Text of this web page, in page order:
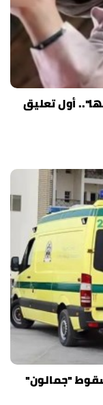
أول تعليق
سقوط "جمالون"